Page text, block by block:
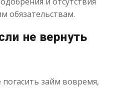
долг
от 1 до 21 дня
обязательствам.
не вернуть
займ вовремя,